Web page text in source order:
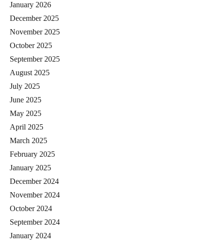
January 2026
December 2025
November 2025
October 2025
September 2025
August 2025
July 2025
June 2025
May 2025
April 2025
March 2025
February 2025
January 2025
December 2024
November 2024
October 2024
September 2024
January 2024